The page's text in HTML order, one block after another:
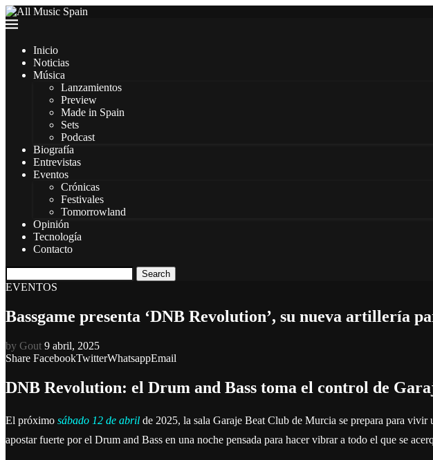
Inicio
Noticias
Música
Lanzamientos
Preview
Made in Spain
Sets
Podcast
Biografía
Entrevistas
Eventos
Crónicas
Festivales
Tomorrowland
Opinión
Tecnología
Contacto
Search
EVENTOS
Bassgame presenta ‘DNB Revolution’, su nueva artillería
by Gout 9 abril, 2025
Share FacebookTwitterWhatsappEmail
DNB Revolution: el Drum and Bass toma el control de
El próximo sábado 12 de abril de 2025, la sala Garaje Beat Club de Murcia se prepara para vivir
apostar fuerte por el Drum and Bass en una noche pensada para hacer vibrar a todo el que se